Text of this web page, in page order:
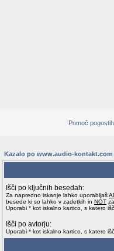
Pomoč
Kazalo po www.audio-
Išči po ključnih besedah:
Za napredno iskanje lahko uporabljaš
besede ki so lahko v zadetkih in NOT
Uporabi * kot iskalno kartico, s katero
Išči po avtorju:
Uporabi * kot iskalno kartico, s katero